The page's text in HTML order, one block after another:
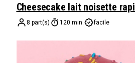
Cheesecake lait noisette
8 part(s) 120 min. facile